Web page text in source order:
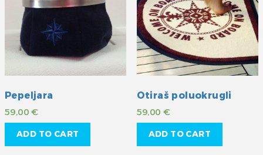
Pepeljara
59,00€
ADD TO CART
Otiraš poluokrugli
59,00€
ADD TO CART